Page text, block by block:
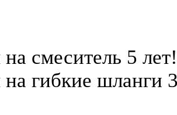
на смеситель 5 лет!
на гибкие шланги